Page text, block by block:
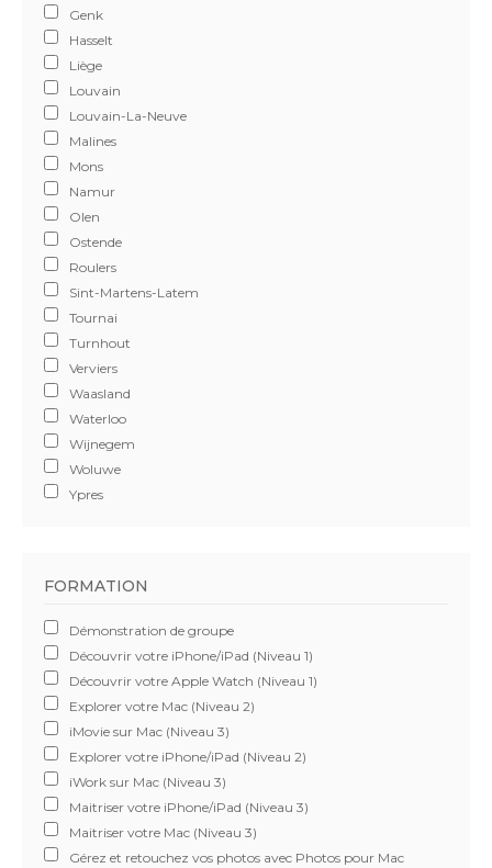
Genk
Hasselt
Liège
Louvain
Louvain-La-Neuve
Malines
Mons
Namur
Olen
Ostende
Roulers
Sint-Martens-Latem
Tournai
Turnhout
Verviers
Waasland
Waterloo
Wijnegem
Woluwe
Ypres
FORMATION
Démonstration de groupe
Découvrir votre iPhone/iPad (Niveau 1)
Découvrir votre Apple Watch (Niveau 1)
Explorer votre Mac (Niveau 2)
iMovie sur Mac (Niveau 3)
Explorer votre iPhone/iPad (Niveau 2)
iWork sur Mac (Niveau 3)
Maitriser votre iPhone/iPad (Niveau 3)
Maitriser votre Mac (Niveau 3)
Gérez et retouchez vos photos avec Photos pour Mac